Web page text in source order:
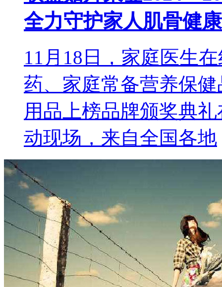
全力守护家人肌骨健
11月18日，家庭医生
药、家庭常备营养保
用品上榜品牌颁奖典
动现场，来自全国各地